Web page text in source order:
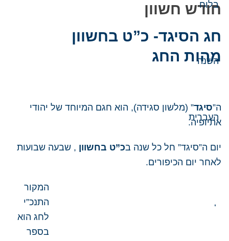
חודש חשוון
חג הסיגד- כ”ט בחשוון
מהות החג
ה”סיגד” (מלשון סגידה), הוא חגם המיוחד של יהודי
אתיופיה.
יום ה”סיגד” חל כל שנה בכ”ט בחשוון , שבעה שבועות
לאחר יום הכיפורים.
‘
המקור
התנכ”י
לחג הוא
בספר